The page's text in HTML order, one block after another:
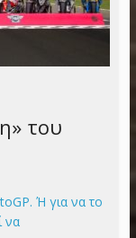
του
Ή για να το
να